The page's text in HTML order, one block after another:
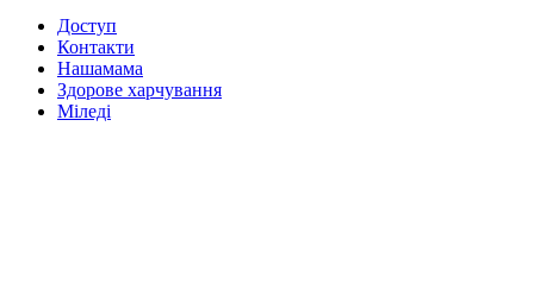
Доступ
Контакти
Нашамама
Здорове харчування
Міледі